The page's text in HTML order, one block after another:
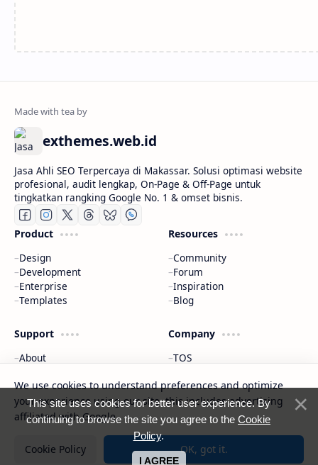
exthemes.web.id
Jasa Ahli SEO Terpercaya di Makassar. Solusi optimasi website
profesional, audit lengkap, On-Page & Off-Page untuk
tingkatkan rangking Google No. 1 & omset bisnis.
Product
Design
Development
Enterprise
Templates
Resources
Community
Forum
Inspiration
Blog
Support
About
Donated
Documentation
Company
TOS
Sitemap
Privacy
exthemes.web.id
‧ All rights reserved.
UsingPlusUI V3 Template- Developed byexthem.es
We use cookies to understand preferences and optimize
your experience using our site, this includes advertising
affiliated with Google.
Cookie Policy OK, got it.
This site uses cookies for better user experience. By
continuing to browse the site you agree to the Cookie
Policy.
I AGREE